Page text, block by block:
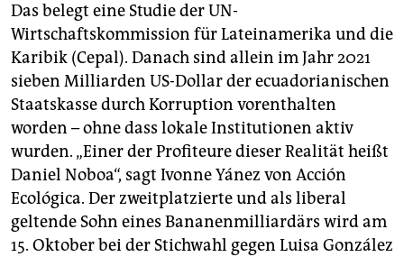
Das belegt eine Studie der UN-
Wirtschaftskommission für Lateinamerika und die
Karibik (Cepal). Danach sind allein im Jahr 2021
sieben Milliarden US-Dollar der ecuadorianischen
Staatskasse durch Korruption vorenthalten
worden – ohne dass lokale Institutionen aktiv
wurden. „Einer der Profiteure dieser Realität heißt
Daniel Noboa“, sagt Ivonne Yánez von Acción
Ecológica. Der zweitplatzierte und als liberal
geltende Sohn eines Bananenmilliardärs wird am
15. Oktober bei der Stichwahl gegen Luisa González